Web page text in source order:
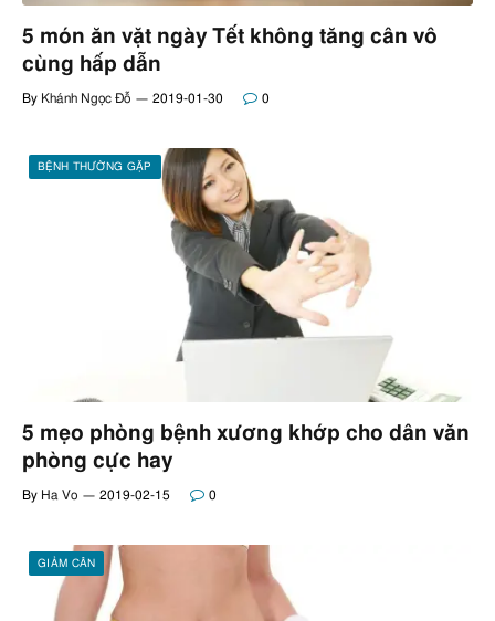
5 món ăn vặt ngày Tết không tăng cân vô
cùng hấp dẫn
By Khánh Ngọc Đỗ 2019-01-30 0
BỆNH THƯỜNG GẶP
5 mẹo phòng bệnh xương khớp cho dân văn
phòng cực hay
By Ha Vo 2019-02-15 0
GIẢM CÂN